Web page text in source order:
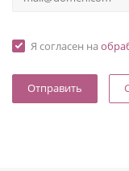
Я согласен на